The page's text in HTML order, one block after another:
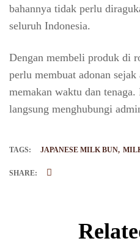
bahannya tidak perlu
seluruh Indonesia.
Dengan membeli produk di
perlu membuat adonan
memakan waktu dan
langsung menghubungi
TAGS: JAPANESE MILK BUN
SHARE: